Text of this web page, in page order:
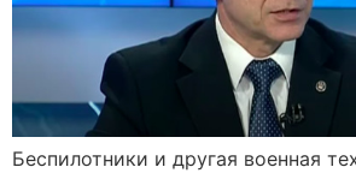
Беспилотники и другая военная